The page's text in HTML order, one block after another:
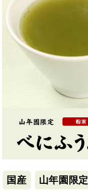
国産 山年園限定